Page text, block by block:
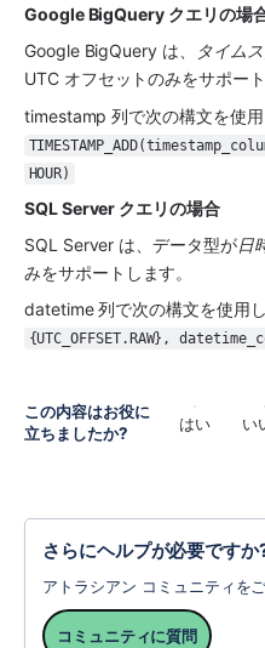
Google BigQuery クエリの場
Google BigQuery は、
タイム
UTC オフセットのみをサポート
timestamp 列で次の構文を使用
HOUR)
SQL Server クエリの場合
SQL Server は、データ型が日
みをサポートします。
datetime 列で次の構文を使用し
{UTC_OFFSET.RAW},
この内容はお役に
立ちましたか?
はい い
さらにヘルプが必要ですか
アトラシアン コミュニティを
コミュニティに質問